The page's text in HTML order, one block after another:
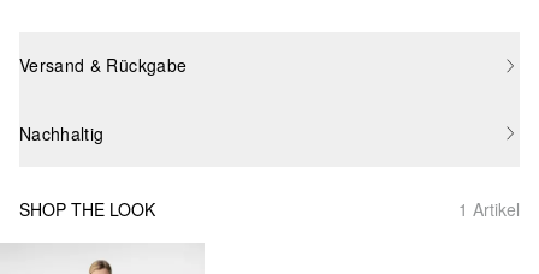
Versand & Rückgabe
Nachhaltig
SHOP THE LOOK 1 Artikel